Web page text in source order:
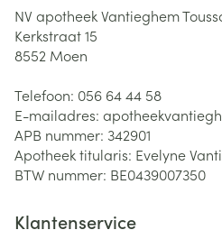
NV apotheek Vantieghem
Kerkstraat 15
8552 Moen
Telefoon: 056 64 44 58
E-mailadres:
APB nummer: 342901
Apotheek titularis: Evelyne
BTW nummer: BE0439007350
Klantenservice